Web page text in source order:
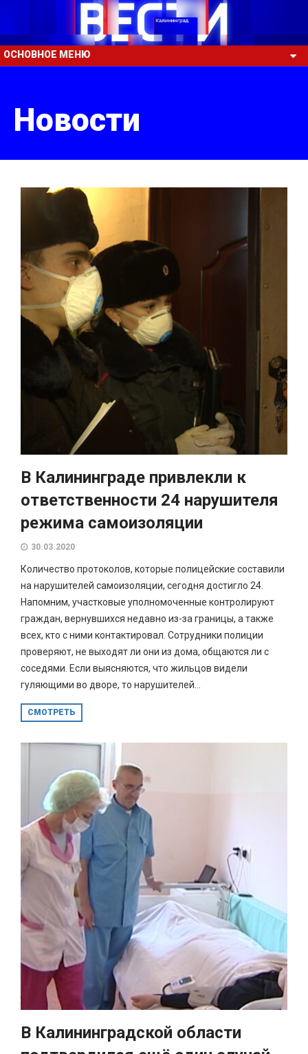
ОСНОВНОЕ МЕНЮ
Новости
В Калининграде привлекли к
ответственности 24 нарушителя
режима самоизоляции
30.03.2020
Количество протоколов, которые полицейские составили
на нарушителей самоизоляции, сегодня достигло 24.
Напомним, участковые уполномоченные контролируют
граждан, вернувшихся недавно из-за границы, а также
всех, кто с ними контактировал. Сотрудники полиции
проверяют, не выходят ли они из дома, общаются ли с
соседями. Если выясняются, что жильцов видели
гуляющими во дворе, то нарушителей...
СМОТРЕТЬ
В Калининградской области